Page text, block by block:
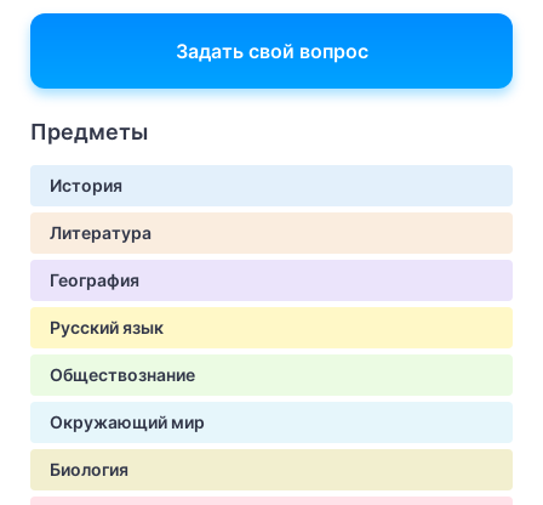
Задать свой вопрос
Предметы
История
Литература
География
Русский язык
Обществознание
Окружающий мир
Биология